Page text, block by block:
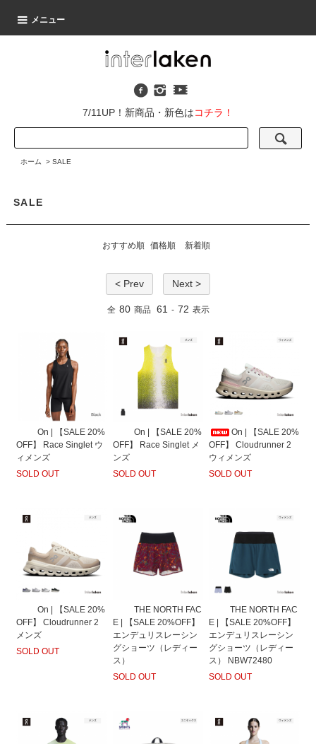
メニュー
7/11UP！新商品・新色はコチラ！
ホーム > SALE
SALE
おすすめ順 価格順 新着順
< Prev Next >
全 80 商品 61 - 72 表示
On | 【SALE 20%
OFF】 Race Singlet ウ
ィメンズ
SOLD OUT
On | 【SALE 20%
OFF】 Race Singlet メ
ンズ
SOLD OUT
On | 【SALE 20%
OFF】 Cloudrunner 2
ウィメンズ
SOLD OUT
On | 【SALE 20%
OFF】 Cloudrunner 2
メンズ
SOLD OUT
THE NORTH FAC
E | 【SALE 20%OFF】
エンデュリスレーシン
グショーツ（レディー
ス）
SOLD OUT
THE NORTH FAC
E | 【SALE 20%OFF】
エンデュリスレーシン
グショーツ（レディー
ス） NBW72480
SOLD OUT